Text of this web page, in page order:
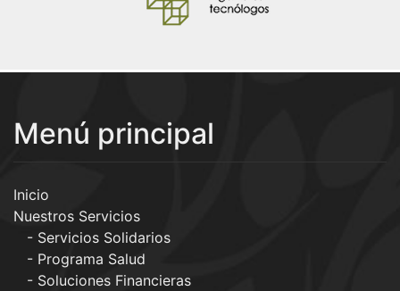
Menú principal
Inicio
Nuestros Servicios
Servicios Solidarios
Programa Salud
Soluciones Financieras